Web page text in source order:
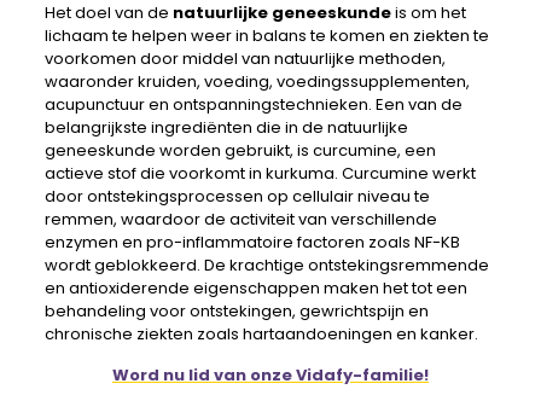
Het doel van de natuurlijke geneeskundeis om het
lichaam te helpen weer in balans te komen en ziekten te
voorkomen door middel van natuurlijke methoden,
waaronder kruiden, voeding, voedingssupplementen,
acupunctuur en ontspanningstechnieken. Een van de
belangrijkste ingrediënten die in de natuurlijke
geneeskunde worden gebruikt, is curcumine, een
actieve stof die voorkomt in kurkuma. Curcumine werkt
door ontstekingsprocessen op cellulair niveau te
remmen, waardoor de activiteit van verschillende
enzymen en pro-inflammatoire factoren zoals NF-KB
wordt geblokkeerd. De krachtige ontstekingsremmende
en antioxiderende eigenschappen maken het tot een
behandeling voor ontstekingen, gewrichtspijn en
chronische ziekten zoals hartaandoeningen en kanker.
Word nu lid van onze Vidafy-familie!